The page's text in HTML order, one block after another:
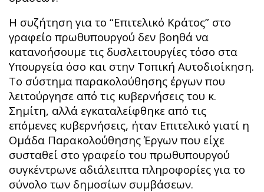
Η συζήτηση για το “Επιτελικό Κράτος” στο
γραφείο πρωθυπουργού δεν βοηθά να
κατανοήσουμε τις δυσλειτουργίες τόσο στα
Υπουργεία όσο και στην Τοπική Αυτοδιοίκηση.
Το σύστημα παρακολούθησης έργων που
λειτούργησε από τις κυβερνήσεις του κ.
Σημίτη, αλλά εγκαταλείφθηκε από τις
επόμενες κυβερνήσεις, ήταν Επιτελικό γιατί η
Ομάδα Παρακολούθησης Έργων που είχε
συσταθεί στο γραφείο του πρωθυπουργού
συγκέντρωνε αδιάλειπτα πληροφορίες για το
σύνολο των δημοσίων συμβάσεων.